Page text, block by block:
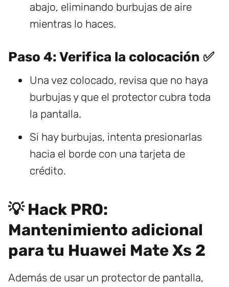
abajo, eliminando burbujas de aire
mientras lo haces.
Paso 4: Verifica la colocación ✅
Una vez colocado, revisa que no haya
burbujas y que el protector cubra toda
la pantalla.
Si hay burbujas, intenta presionarlas
hacia el borde con una tarjeta de
crédito.
💡 Hack PRO:
Mantenimiento adicional
para tu Huawei Mate Xs 2
Además de usar un protector de pantalla,